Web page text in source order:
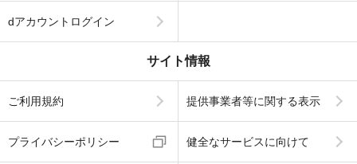
dアカウントログイン
サイト情報
ご利用規約 提供事業者等に関する表示
プライバシーポリシー 健全なサービスに向けて